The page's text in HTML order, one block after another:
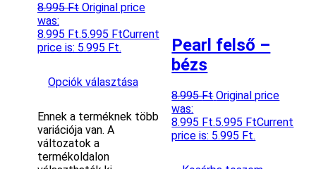
8.995Ft Original price
was:
8.995 Ft.5.995 FtCurrent
price is: 5.995 Ft.
Opciók választása
Ennek a terméknek több
variációja van. A
változatok a
termékoldalon
Pearl felső –
bézs
8.995Ft Original price
was:
8.995 Ft.5.995 FtCurrent
price is: 5.995 Ft.